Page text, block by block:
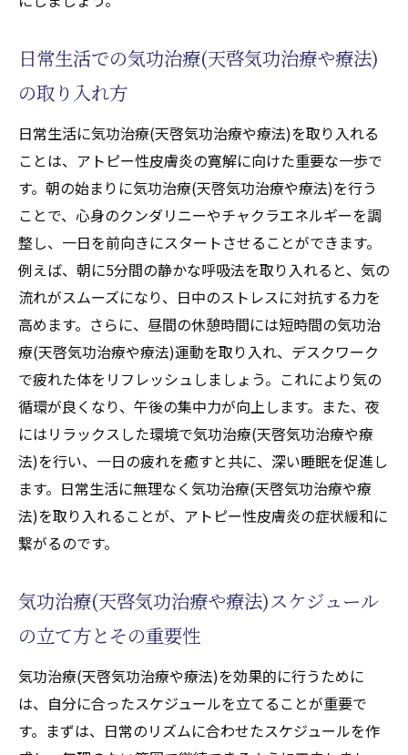
日常生活での気功治療(天啓気功治療や療法)
の取り入れ方
日常生活に気功治療(天啓気功治療や療法)を取り入れる
ことは、アトピー性皮膚炎の寛解に向けた重要な一歩で
す。朝の始まりに気功治療(天啓気功治療や療法)を行う
ことで、心身のクンダリニーやチャクラエネルギーを調
整し、一日を前向きにスタートさせることができます。
例えば、朝に5分間の静かな呼吸法を取り入れると、気の
流れがスムーズになり、日中のストレスに対抗する力を
高めます。さらに、昼間の休憩時間には短時間の気功治
療(天啓気功治療や療法)運動を取り入れ、デスクワーク
で疲れた体をリフレッシュしましょう。これにより気の
循環が良くなり、午後の集中力が向上します。また、夜
にはリラックスした環境で気功治療(天啓気功治療や療
法)を行い、一日の疲れを癒すと共に、深い睡眠を促進し
ます。日常生活に無理なく気功治療(天啓気功治療や療
法)を取り入れることが、アトピー性皮膚炎の症状緩和に
繋がるのです。
気功治療(天啓気功治療や療法)スケジュール
の立て方とその重要性
気功治療(天啓気功治療や療法)を効果的に行うために
は、自分に合ったスケジュールを立てることが重要で
す。まずは、日常のリズムに合わせたスケジュールを作